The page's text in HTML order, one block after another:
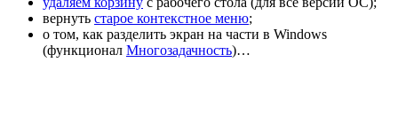
вернуть старое контекстное меню;
о том, как разделить экран на части в Windows
(функционал Многозадачность)…